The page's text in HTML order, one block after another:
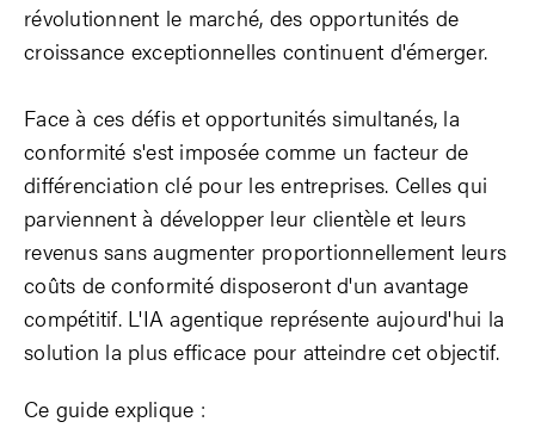
révolutionnent le marché, des opportunités de
croissance exceptionnelles continuent d'émerger.
Face à ces défis et opportunités simultanés, la
conformité s'est imposée comme un facteur de
différenciation clé pour les entreprises. Celles qui
parviennent à développer leur clientèle et leurs
revenus sans augmenter proportionnellement leurs
coûts de conformité disposeront d'un avantage
compétitif. L'IA agentique représente aujourd'hui la
solution la plus efficace pour atteindre cet objectif.
Ce guide explique :